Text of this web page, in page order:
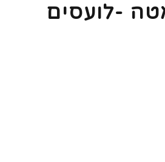
-לועסים